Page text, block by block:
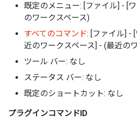
既定のメニュー: [ファイル] - [
のワークスペース)
すべてのコマンド: [ファイル] -
近のワークスペース] - (最近の
ツール バー: なし
ステータス バー: なし
既定のショートカット: なし
プラグインコマンドID